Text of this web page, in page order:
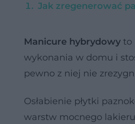
Jak zregenerować
Manicure hybrydowy to
wykonania w domu i
pewno z niej nie
Osłabienie płytki
warstw mocnego lakieru